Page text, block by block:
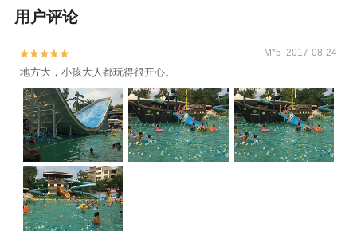
陪葬坑+秦兵马俑三号坑遗址+陕西考古博物馆
广场+《长恨歌》演出+广仁寺+老西安博物馆
+钟鼓楼广场+《12.12》西安事变演出+永兴坊+
《驼铃传奇》秀+西安千古情+《复活的军团》演
出+陕西考古博物馆+黄帝陵轩辕庙+大慈恩寺7
日游
用户评论

 M*5 2017-08-24
地方大，小孩大人都玩得很开心。